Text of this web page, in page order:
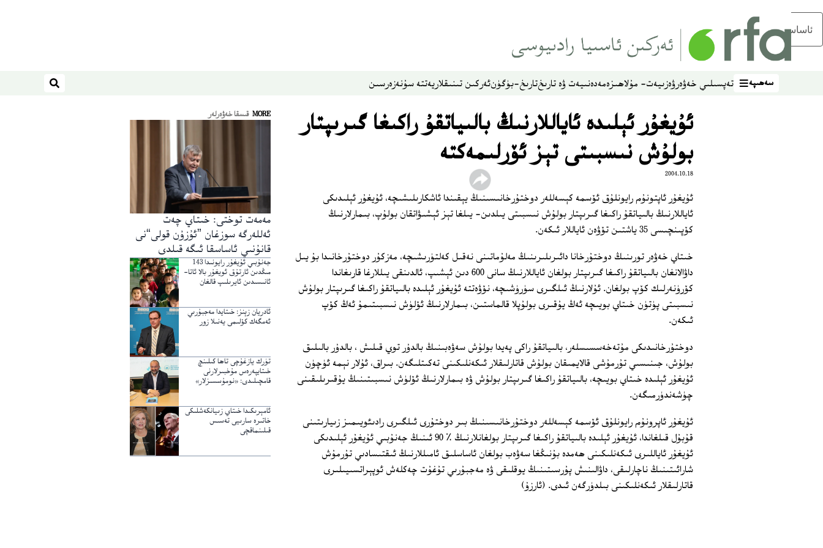
ئاساسلىق مەزمۇنغا ئاتلاڭ
سەھىپە
سەھىپە تەپسىلىي خەۋەرۋەزىيەت- مۇلاھىزەمەدەنىيەت ۋە تارىختارىخ-بۈگۈنئەركىن تىنىقلاريەتتە سۇنەزەرسىن ئىزدەش
ئۇيغۇر ئېلىدە ئاياللارنىڭ بالىياتقۇ راكىغا گىرىپتار
بولۇش نىسبىتى تېز ئۆرلىمەكتە
2004.10.18
ئۇيغۇر ئاپتونۇم رايونلۇق ئۆسمە كېسەللەر دوختۇرخانىسىنىڭ يېقىندا ئاشكارىلىشىچە، ئۇيغۇر ئېلىدىكى
ئاياللارنىڭ بالىياتقۇ راكىغا گىرىپتار بولۇش نىسبىتى يىلدىن- يىلغا تېز ئېشىۋاتقان بولۇپ، بىمارلارنىڭ
كۆپىنچىسى 35 ياشتىن تۆۋەن ئاياللار ئىكەن.
خىتاي خەۋەر تورىنىڭ دوختۇرخانا دائىرىلىرىنىڭ مەلۇماتىنى نەقىل كەلتۈرىشىچە، مەزكۇر دوختۇرخانىدا بۇ يىل
داۋالانغان بالىياتقۇ راكىغا گىرىپتار بولغان ئاياللارنىڭ سانى 600 دىن ئېشىپ، ئالدىنقى يىللارغا قارىغاندا
كۆرۈنەرلىك كۆپ بولغان. ئۇلارنىڭ ئىلگىرى سۈرۈشىچە، نۆۋەتتە ئۇيغۇر ئېلىدە بالىياتقۇ راكىغا گىرىپتار بولۇش
نىسبىتى پۈتۈن خىتاي بويىچە ئەڭ يۇقىرى بولۇپلا قالماستىن، بىمارلارنىڭ ئۆلۈش نىسبىتىمۇ ئەڭ كۆپ
ئىكەن.
دوختۇرخانىدىكى مۇتەخەسسىسلەر، بالىياتقۇ راكى پەيدا بولۇش سەۋەبىنىڭ بالدۇر توي قىلىش ، بالدۇر بالىلىق
بولۇش، جىنىسىي تۇرمۇشى قالايمىقان بولۇش قاتارلىقلار ئىكەنلىكىنى تەكىتلىگەن. بىراق، ئۇلار نېمە ئۈچۈن
ئۇيغۇر ئېلىدە خىتاي بويىچە، بالىياتقۇ راكىغا گىرىپتار بولۇش ۋە بىمارلارنىڭ ئۆلۈش نىسبىتىنىڭ يۇقىرىلىقىنى
چۈشەندۈرمىگەن.
ئۇيغۇر ئاپرونۇم رايونلۇق ئۆسمە كېسەللەر دوختۇرخانىسىنىڭ بىر دوختۇرى ئىلگىرى رادىئويىمىز زىيارىتىنى
قۇبۇل قىلغاندا، ئۇيغۇر ئېلىدە بالىياتقۇ راكىغا گىرىپتار بولغانلارنىڭ ٪ 90 ئىنىڭ جەنۇبىي ئۇيغۇر ئېلىدىكى
ئۇيغۇر ئاياللىرى ئىكەنلىكىنى ھەمدە بۇنىڭغا سەۋەب بولغان ئاساسلىق ئامىللارنىڭ ئىقتىسادىي تۇرمۇش
شارائىتىنىڭ ناچارلىقى، داۋالىنىش پۇرسىتىنىڭ يوقلىقى ۋە مەجبۇرىي تۇغۇت چەكلەش ئوپېراتسىيىلىرى
قاتارلىقلار ئىكەنلىكىنى بىلدۈرگەن ئىدى. (ئارزۇ)
MORE قىسقا خەۋەرلەر
مەمەت توختى: خىتاي چەت
ئەللەرگە سوزغان ”ئۇزۇن قولى“نى
قانۇنىي ئاساسقا ئىگە قىلدى
جەنۇبىي ئۇيغۇر رايونىدا 143
مىڭدىن ئارتۇق ئويغۇر بالا ئاتا-
ئانىسىدىن ئايرىلىپ قالغان
ئادريان زېنز: خىتايدا مەجبۇرىي
ئەمگەك كۆلىمى يەنىلا زور
تۈرك يازغۇچى تاھا كىلىنچ
خىتايپەرەس مۇخبىرلارنى
قامچىلىدى: «نومۇسسىزلار»
ئامېرىكىدا خىتاي زىيانكەشلىكى
خاتىرە سارىيى تەسىس
قىلىنماقچى